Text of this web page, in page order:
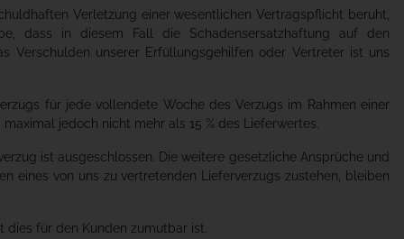
Verletzung einer wesentlichen Vertragspflicht beruht,
dass in diesem Fall die Schadensersatzhaftung auf den
Verschulden unserer Erfüllungsgehilfen oder Vertreter ist uns
für jede vollendete Woche des Verzugs im Rahmen einer
jedoch nicht mehr als 15 % des Lieferwertes.
ist ausgeschlossen. Die weitere gesetzliche Ansprüche und
eines von uns zu vertretenden Lieferverzugs zustehen, bleiben
für den Kunden zumutbar ist.